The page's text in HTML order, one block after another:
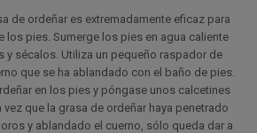
de ordeñar es extremadamente eficaz para
los pies. Sumerge los pies en agua caliente
y sécalos. Utiliza un pequeño raspador de
que se ha ablandado con el baño de pies.
en los pies y póngase unos calcetines
vez que la grasa de ordeñar haya penetrado
y ablandado el cuerno, sólo queda dar a